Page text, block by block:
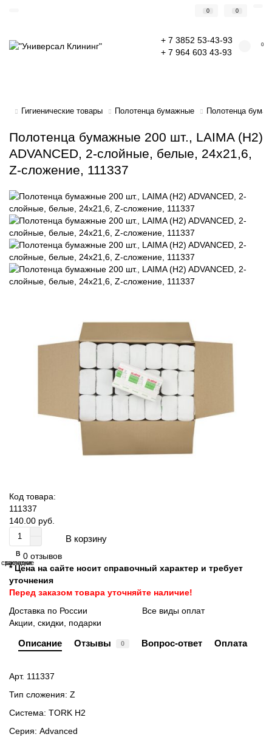
0 0
+ 7 3852 53-43-93
+ 7 964 603 43-93
0
Гигиенические товары Полотенца бумажные Полотенца
Полотенца бумажные 200 шт., LAIMA (H2)
ADVANCED, 2-слойные, белые, 24х21,6,
Z-сложение, 111337
Код товара:
111337
140.00 руб.
В корзину
В
закладки
В
сравнение
0 отзывов
* Цена на сайте носит справочный характер и требует
уточнения
Перед заказом товара уточняйте наличие!
Доставка по России
Все виды оплат
Акции, скидки, подарки
Описание Отзывы 0 Вопрос-ответ Оплата
Арт. 111337
Тип сложения: Z
Система: TORK H2
Серия: Advanced